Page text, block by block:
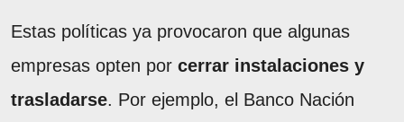
Estas políticas ya provocaron que algunas
empresas opten por cerrar instalaciones y
trasladarse. Por ejemplo, el Banco Nación